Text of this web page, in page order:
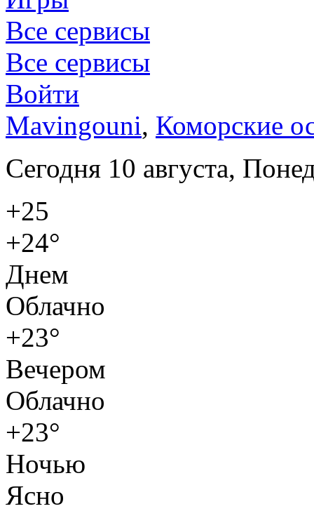
Все сервисы
Все сервисы
Войти
Mavingouni, Коморские
Сегодня 10 августа,
+25
+24°
Днем
Облачно
+23°
Вечером
Облачно
+23°
Ночью
Ясно